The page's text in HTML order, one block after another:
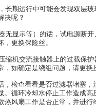
运行中可能会发现双层玻
决呢？
显示等）的话，试电源断开
更换保险丝。
机交流接触器上的过载保
如确定是绕组问题，请更换
查看看是否过滤器堵塞，
循环冷却水停止工作造成
风扇工作是否正常，并进行